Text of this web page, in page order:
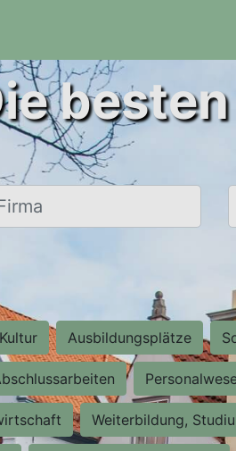
Ausbildungsplätze
Weiterbildung,